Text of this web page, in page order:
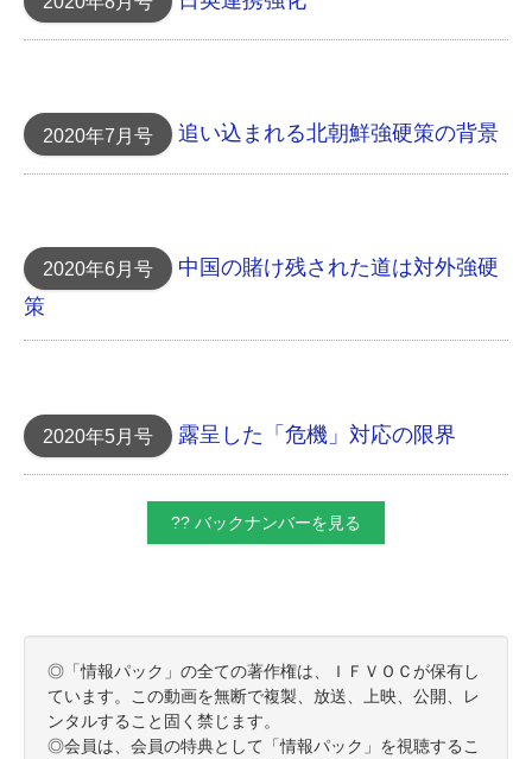
2020年7月号 追い込まれる北朝鮮 強硬策の背景
2020年6月号
中国の賭け 残された道は対外強硬
策
2020年5月号 露呈した「危機」対応 の限界
?? バックナンバーを見る
◎「情報パック」の全ての著作権は、ＩＦＶＯＣが保有し
ています。この動画を無断で複製、放送、上映、公開、レ
ンタルすること固く禁じます。
◎会員は、会員の特典として「情報パック」を視聴するこ